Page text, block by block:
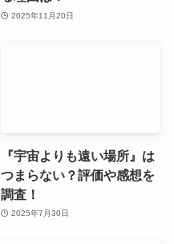
2025年11月20日
『宇宙よりも遠い場所』は
つまらない？評価や感想を
調査！
2025年7月30日